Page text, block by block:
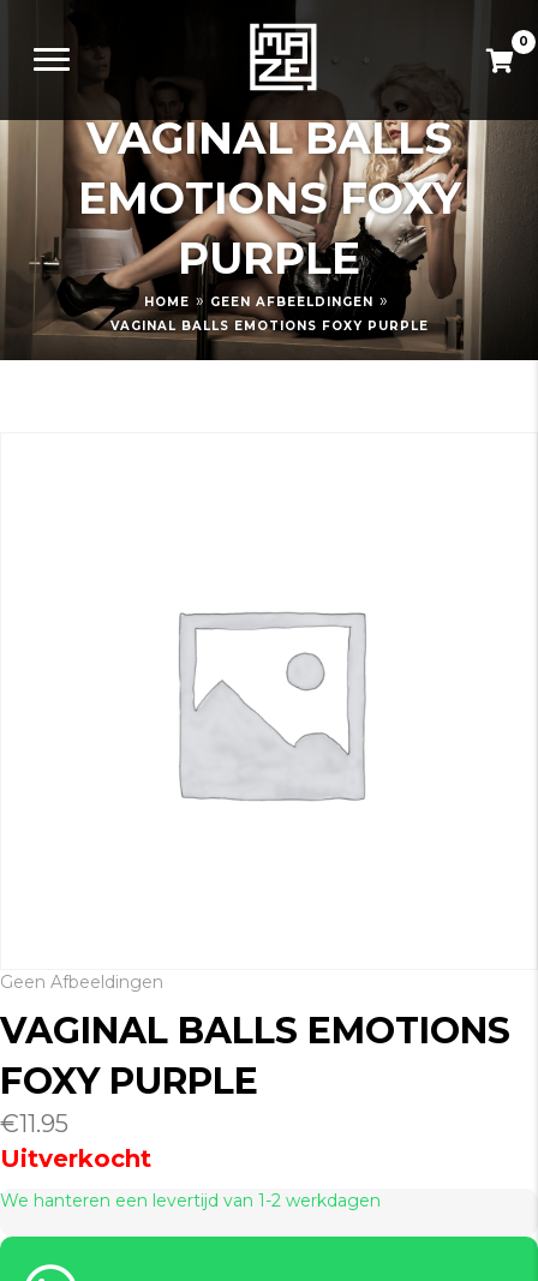
0
VAGINAL BALLS
EMOTIONS FOXY
PURPLE
HOME » GEEN AFBEELDINGEN »
VAGINAL BALLS EMOTIONS FOXY PURPLE
Geen Afbeeldingen
VAGINAL BALLS EMOTIONS
FOXY PURPLE
€11.95
Uitverkocht
We hanteren een levertijd van 1-2 werkdagen